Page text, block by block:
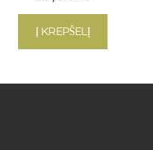
Į KREPŠELĮ